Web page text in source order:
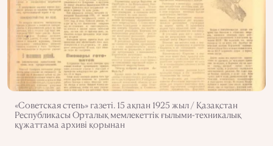
«Советская степь» газеті. 15 ақпан 1925 жыл / Қазақстан
Республикасы Орталық мемлекеттік ғылыми-техникалық
құжаттама архиві қорынан